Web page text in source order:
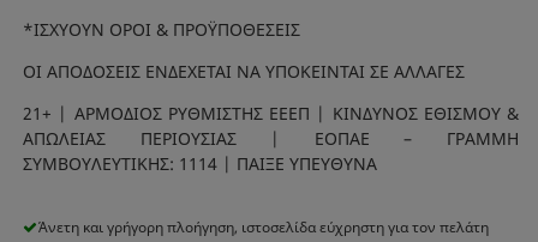
*ΙΣΧΥΟΥΝ ΟΡΟΙ & ΠΡΟΫΠΟΘΕΣΕΙΣ
ΟΙ ΑΠΟΔΟΣΕΙΣ ΕΝΔΕΧΕΤΑΙ ΝΑ ΥΠΟΚΕΙΝΤΑΙ ΣΕ ΑΛΛΑΓΕΣ
21+ | ΑΡΜΟΔΙΟΣ ΡΥΘΜΙΣΤΗΣ ΕΕΕΠ | ΚΙΝΔΥΝΟΣ ΕΘΙΣΜΟΥ &
ΑΠΩΛΕΙΑΣ ΠΕΡΙΟΥΣΙΑΣ | ΕΟΠΑΕ – ΓΡΑΜΜΗ
ΣΥΜΒΟΥΛΕΥΤΙΚΗΣ: 1114 | ΠΑΙΞΕ ΥΠΕΥΘΥΝΑ
Άνετη και γρήγορη πλοήγηση, ιστοσελίδα εύχρηστη για τον πελάτη